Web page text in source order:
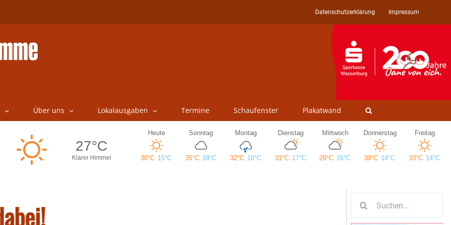
Datenschutzerklärung Impressum
Über uns Lokalausgaben Termine Schaufenster Plakatwand
nach: